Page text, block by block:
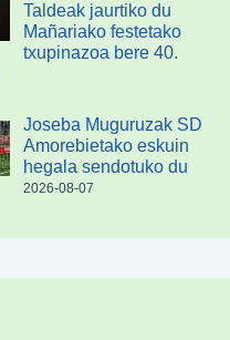
Taldeak jaurtiko du
Mañariako festetako
txupinazoa bere 40.
Joseba Muguruzak SD
Amorebietako eskuin
hegala sendotuko du
2026-08-07